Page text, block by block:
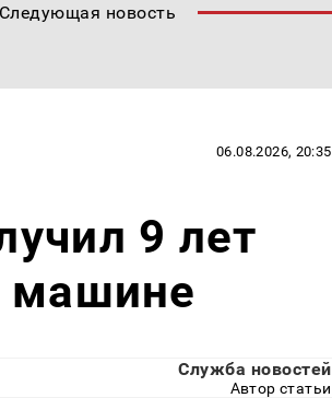
Следующая новость
06.08.2026, 20:35
9 лет
машине
Служба новостей
Автор статьи